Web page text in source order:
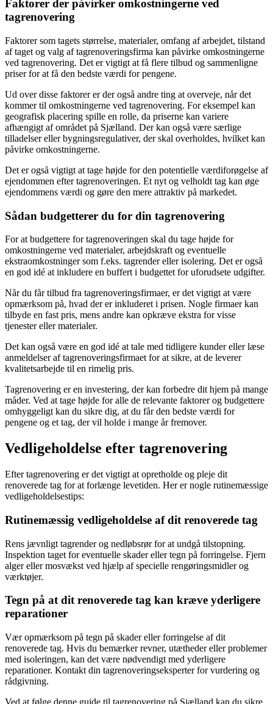
Faktorer der påvirker omkostningerne ved
tagrenovering
Faktorer som tagets størrelse, materialer, omfang af arbejdet, tilstand
af taget og valg af tagrenoveringsfirma kan påvirke omkostningerne
ved tagrenovering. Det er vigtigt at få flere tilbud og sammenligne
priser for at få den bedste værdi for pengene.
Ud over disse faktorer er der også andre ting at overveje, når det
kommer til omkostningerne ved tagrenovering. For eksempel kan
geografisk placering spille en rolle, da priserne kan variere
afhængigt af området på Sjælland. Der kan også være særlige
tilladelser eller bygningsregulativer, der skal overholdes, hvilket kan
påvirke omkostningerne.
Det er også vigtigt at tage højde for den potentielle værdiforøgelse af
ejendommen efter tagrenoveringen. Et nyt og velholdt tag kan øge
ejendommens værdi og gøre den mere attraktiv på markedet.
Sådan budgetterer du for din tagrenovering
For at budgettere for tagrenoveringen skal du tage højde for
omkostningerne ved materialer, arbejdskraft og eventuelle
ekstraomkostninger som f.eks. tagrender eller isolering. Det er også
en god idé at inkludere en buffert i budgettet for uforudsete udgifter.
Når du får tilbud fra tagrenoveringsfirmaer, er det vigtigt at være
opmærksom på, hvad der er inkluderet i prisen. Nogle firmaer kan
tilbyde en fast pris, mens andre kan opkræve ekstra for visse
tjenester eller materialer.
Det kan også være en god idé at tale med tidligere kunder eller læse
anmeldelser af tagrenoveringsfirmaet for at sikre, at de leverer
kvalitetsarbejde til en rimelig pris.
Tagrenovering er en investering, der kan forbedre dit hjem på mange
måder. Ved at tage højde for alle de relevante faktorer og budgettere
omhyggeligt kan du sikre dig, at du får den bedste værdi for
pengene og et tag, der vil holde i mange år fremover.
Vedligeholdelse efter tagrenovering
Efter tagrenovering er det vigtigt at opretholde og pleje dit
renoverede tag for at forlænge levetiden. Her er nogle rutinemæssige
vedligeholdelsestips:
Rutinemæssig vedligeholdelse af dit renoverede tag
Rens jævnligt tagrender og nedløbsrør for at undgå tilstopning.
Inspektion taget for eventuelle skader eller tegn på forringelse. Fjern
alger eller mosvækst ved hjælp af specielle rengøringsmidler og
værktøjer.
Tegn på at dit renoverede tag kan kræve yderligere
reparationer
Vær opmærksom på tegn på skader eller forringelse af dit
renoverede tag. Hvis du bemærker revner, utætheder eller problemer
med isoleringen, kan det være nødvendigt med yderligere
reparationer. Kontakt din tagrenoveringseksperter for vurdering og
rådgivning.
Ved at følge denne guide til tagrenovering på Sjælland kan du sikre,